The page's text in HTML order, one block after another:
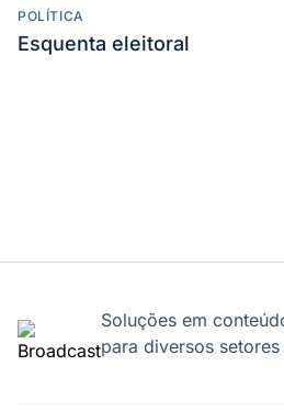
de
POLÍTICA
Esquenta eleitoral
Soluções em
para diversos